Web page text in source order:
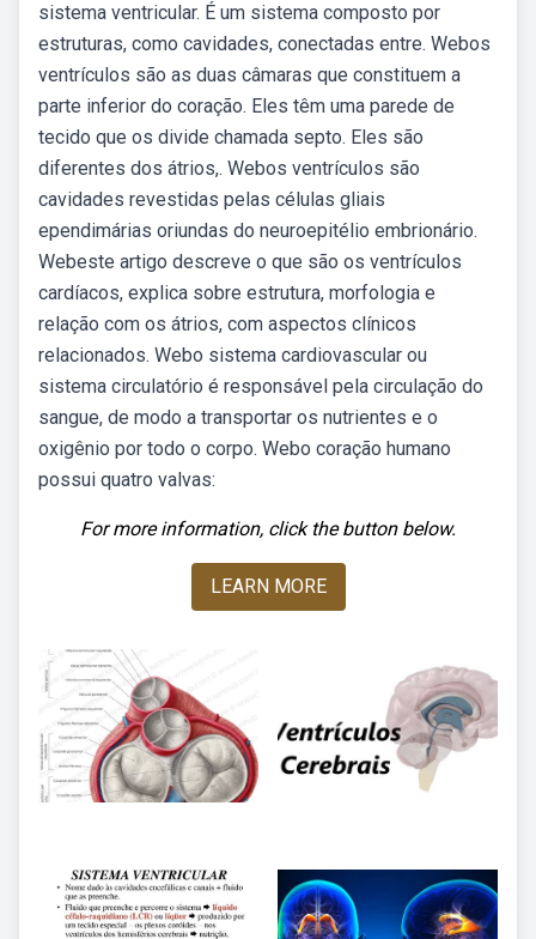
sistema ventricular. É um sistema composto por
estruturas, como cavidades, conectadas entre. Webos
ventrículos são as duas câmaras que constituem a
parte inferior do coração. Eles têm uma parede de
tecido que os divide chamada septo. Eles são
diferentes dos átrios,. Webos ventrículos são
cavidades revestidas pelas células gliais
ependimárias oriundas do neuroepitélio embrionário.
Webeste artigo descreve o que são os ventrículos
cardíacos, explica sobre estrutura, morfologia e
relação com os átrios, com aspectos clínicos
relacionados. Webo sistema cardiovascular ou
sistema circulatório é responsável pela circulação do
sangue, de modo a transportar os nutrientes e o
oxigênio por todo o corpo. Webo coração humano
possui quatro valvas:
For more information, click the button below.
LEARN MORE